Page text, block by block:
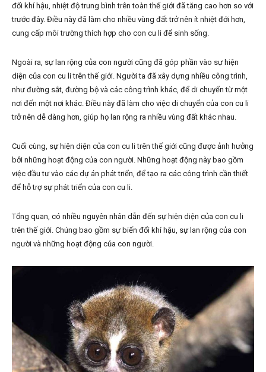
đổi khí hậu, nhiệt độ trung bình trên toàn thế giới đã tăng cao hơn so với
trước đây. Điều này đã làm cho nhiều vùng đất trở nên ít nhiệt đới hơn,
cung cấp môi trường thích hợp cho con cu li để sinh sống.
Ngoài ra, sự lan rộng của con người cũng đã góp phần vào sự hiện
diện của con cu li trên thế giới. Người ta đã xây dựng nhiều công trình,
như đường sắt, đường bộ và các công trình khác, để di chuyển từ một
nơi đến một nơi khác. Điều này đã làm cho việc di chuyển của con cu li
trở nên dễ dàng hơn, giúp họ lan rộng ra nhiều vùng đất khác nhau.
Cuối cùng, sự hiện diện của con cu li trên thế giới cũng được ảnh hưởng
bởi những hoạt động của con người. Những hoạt động này bao gồm
việc đầu tư vào các dự án phát triển, để tạo ra các công trình cần thiết
để hỗ trợ sự phát triển của con cu li.
Tổng quan, có nhiều nguyên nhân dẫn đến sự hiện diện của con cu li
trên thế giới. Chúng bao gồm sự biến đổi khí hậu, sự lan rộng của con
người và những hoạt động của con người.